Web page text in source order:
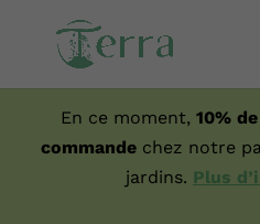
En ce moment, 10%
commande chez notre
jardins. Plus